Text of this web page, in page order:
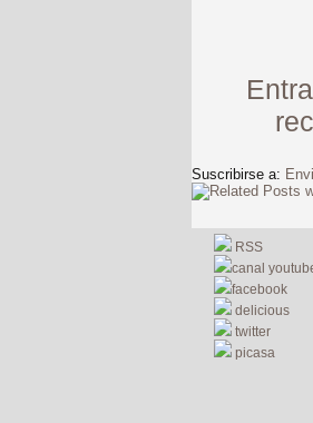
Suscribirse a:
RSS
canal
facebook
delicious
twitter
picasa